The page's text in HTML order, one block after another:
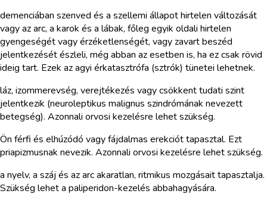
demenciában szenved és a szellemi állapot hirtelen változását
vagy az arc, a karok és a lábak, főleg egyik oldali hirtelen
gyengeségét vagy érzéketlenségét, vagy zavart beszéd
jelentkezését észleli, még abban az esetben is, ha ez csak rövid
ideig tart. Ezek az agyi érkatasztrófa (sztrók) tünetei lehetnek.
láz, izommerevség, verejtékezés vagy csökkent tudati szint
jelentkezik (neuroleptikus malignus szindrómának nevezett
betegség). Azonnali orvosi kezelésre lehet szükség.
Ön férfi és elhúzódó vagy fájdalmas erekciót tapasztal. Ezt
priapizmusnak nevezik. Azonnali orvosi kezelésre lehet szükség.
a nyelv, a száj és az arc akaratlan, ritmikus mozgásait tapasztalja.
Szükség lehet a paliperidon-kezelés abbahagyására.